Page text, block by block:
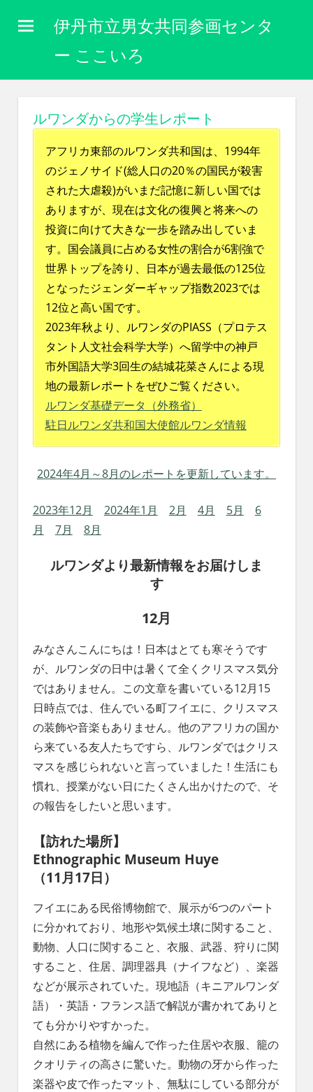
伊丹市立男女共同参画センタ
ー ここいろ
関
り
な
く
自
分
ら
し
く
生
き
ら
れ
社
会
を、
世
代
に
き
ぐ
か
ま
ルワンダからの学生レポート
アフリカ東部のルワンダ共和国は、1994年
のジェノサイド(総人口の20％の国民が殺害
された大虐殺)がいまだ記憶に新しい国では
ありますが、現在は文化の復興と将来への
投資に向けて大きな一歩を踏み出していま
す。国会議員に占める女性の割合が6割強で
世界トップを誇り、日本が過去最低の125位
となったジェンダーギャップ指数2023では
12位と高い国です。
2023年秋より、ルワンダのPIASS（プロテス
タント人文社会科学大学）へ留学中の神戸
市外国語大学3回生の結城花菜さんによる現
地の最新レポートをぜひご覧ください。
ルワンダ基礎データ（外務省）
駐日ルワンダ共和国大使館ルワンダ情報
2024年4月～8月のレポートを更新しています。
2023年12月 2024年1月 2月 4月 5月
6
月
7月 8月
ルワンダより最新情報をお届けしま
す
12月
みなさんこんにちは！日本はとても寒そうです
が、ルワンダの日中は暑くて全くクリスマス気分
ではありません。この文章を書いている12月15
日時点では、住んでいる町フイエに、クリスマス
の装飾や音楽もありません。他のアフリカの国か
ら来ている友人たちですら、ルワンダではクリス
マスを感じられないと言っていました！生活にも
慣れ、授業がない日にたくさん出かけたので、そ
の報告をしたいと思います。
【訪れた場所】
Ethnographic Museum Huye
（11月17日）
フイエにある民俗博物館で、展示が6つのパート
に分かれており、地形や気候土壌に関すること、
動物、人口に関すること、衣服、武器、狩りに関
すること、住居、調理器具（ナイフなど）、楽器
などが展示されていた。現地語（キニアルワンダ
語）・英語・フランス語で解説が書かれてありと
ても分かりやすかった。
自然にある植物を編んで作った住居や衣服、籠の
クオリティの高さに驚いた。動物の牙から作った
楽器や皮で作ったマット、無駄にしている部分が